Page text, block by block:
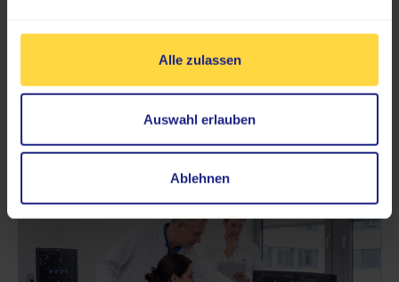
Alle zulassen
Auswahl erlauben
Ablehnen
MEHR DAZU